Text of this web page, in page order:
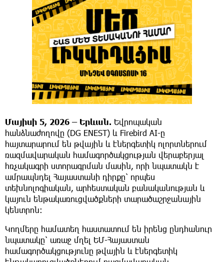
Մայիսի 5, 2026 – Երևան. Եվրոպական
հանձնաժողովը (DG ENEST) և Firebird AI-ը
հայտարարում են թվային և էներգետիկ ոլորտներում
ռազմավարական համագործակցության վերաբերյալ
հռչակագրի ստորագրման մասին, որի նպատակն է
ամրապնդել Հայաստանի դիրքը՝ որպես
տեխնոլոգիական, արհեստական բանականության և
կայուն ենթակառուցվածքների տարածաշրջանային
կենտրոն։
Կողմերը համատեղ հաստատում են իրենց ընդհանուր
նպատակը՝ առաջ մղել ԵՄ-Հայաստան
համագործակցությունը թվային և էներգետիկ